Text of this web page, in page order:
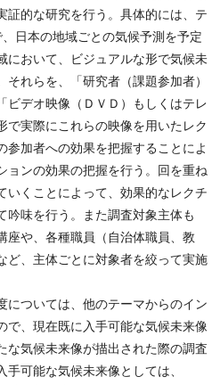
証的な研究を行う。具体的には、テ
日本の地域ごとの気候予測を予定
において、ビジュアルな形で気候未
れらを、「研究者（課題参加者）
ビデオ映像（ＤＶＤ）もしくはテレ
で実際にこれらの映像を用いたレク
参加者への効果を把握することによ
ョンの効果の把握を行う。回を重ね
いくことによって、効果的なレクチ
吟味を行う。また調査対象主体も
座や、各種職員（自治体職員、教
ど、主体ごとに対象者を絞って実施
ついては、他のテーマからのイン
で、現在既に入手可能な気候未来像
な気候未来像が描出された際の調査
可能な気候未来像としては、